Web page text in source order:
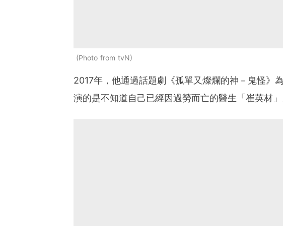
Photo from tvN
2017年，他通過話題劇《孤單又燦爛的神－鬼怪》
演的是不知道自己已經因過勞而亡的醫生「崔英材」